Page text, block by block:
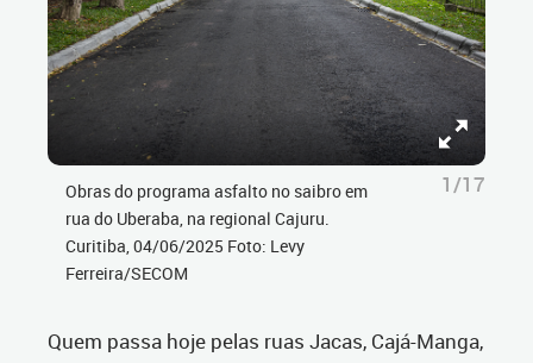
Obras do programa asfalto no saibro em
rua do Uberaba, na regional Cajuru.
Curitiba, 04/06/2025 Foto: Levy
Ferreira/SECOM
1/17
Quem passa hoje pelas ruas Jacas, Cajá-Manga,